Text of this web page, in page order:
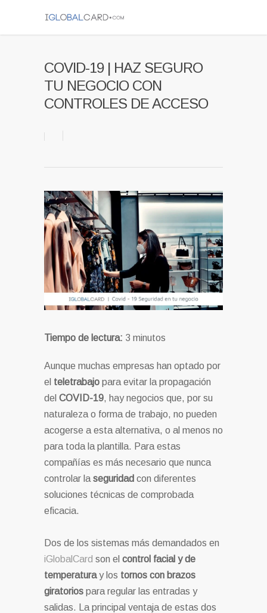
COVID-19 | HAZ SEGURO
TU NEGOCIO CON
CONTROLES DE ACCESO
Tiempo de lectura: 3 minutos
Aunque muchas empresas han optado por
el teletrabajo para evitar la propagación
del COVID-19, hay negocios que, por su
naturaleza o forma de trabajo, no pueden
acogerse a esta alternativa, o al menos no
para toda la plantilla. Para estas
compañías es más necesario que nunca
controlar la seguridad con diferentes
soluciones técnicas de comprobada
eficacia.
Dos de los sistemas más demandados en
iGlobalCard son el control facial y de
temperaturay los tornos con brazos
giratorios para regular las entradas y
salidas. La principal ventaja de estas dos